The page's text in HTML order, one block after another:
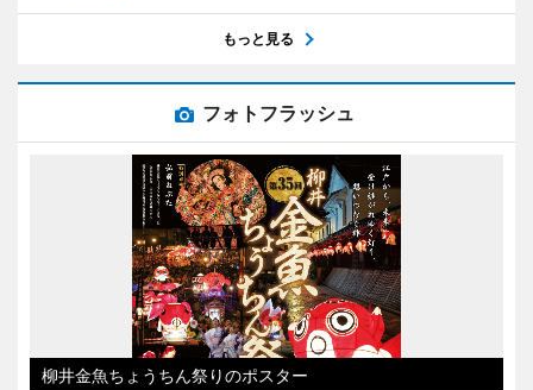
もっと見る
フォトフラッシュ
柳井金魚ちょうちん祭りのポスター